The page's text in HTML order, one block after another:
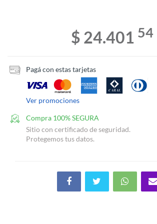
$ 24.401 54
Pagá con estas tarjetas
Ver promociones
Compra 100% SEGURA
Sitio con certificado de seguridad.
Protegemos tus datos.